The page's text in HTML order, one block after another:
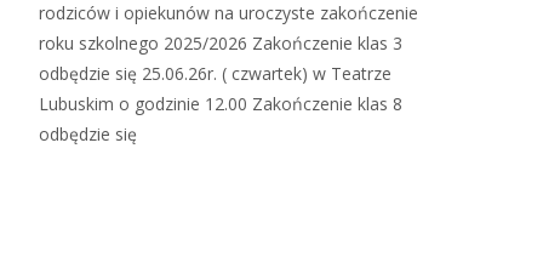
rodziców i opiekunów na uroczyste zakończenie
roku szkolnego 2025/2026 Zakończenie klas 3
odbędzie się 25.06.26r. ( czwartek) w Teatrze
Lubuskim o godzinie 12.00 Zakończenie klas 8
odbędzie się